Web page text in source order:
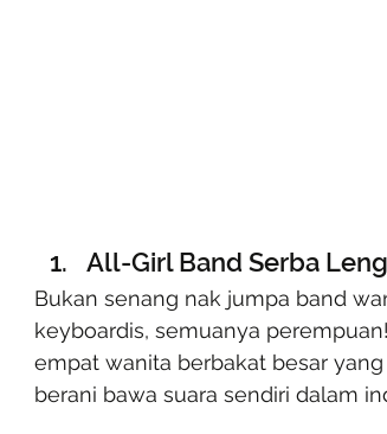
All-Girl Band Serba
Bukan senang nak jumpa band
keyboardis, semuanya
empat wanita berbakat besar
berani bawa suara sendiri dalam